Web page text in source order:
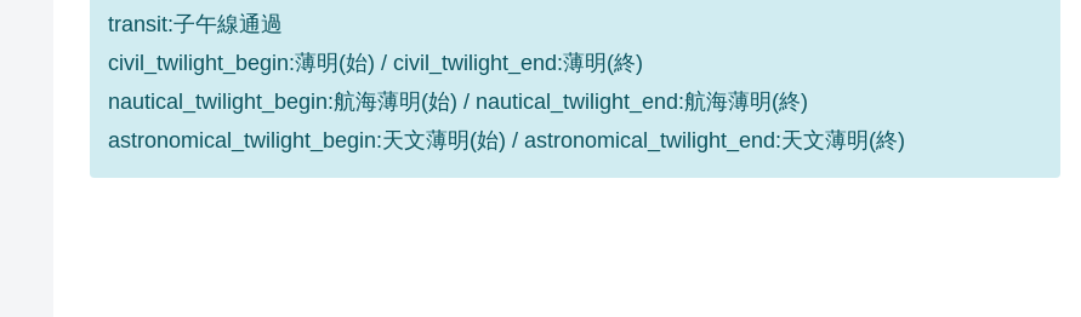
transit:子午線通過
civil_twilight_begin:薄明(始) / civil_twilight_end:薄明(終)
nautical_twilight_begin:航海薄明(始) / nautical_twilight_end:航海薄明(終)
astronomical_twilight_begin:天文薄明(始) / astronomical_twilight_end:天文薄明(終)